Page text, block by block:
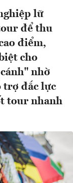
lữ
để thu
điểm,
cho
nhờ
trợ đắc lực
tour nhanh